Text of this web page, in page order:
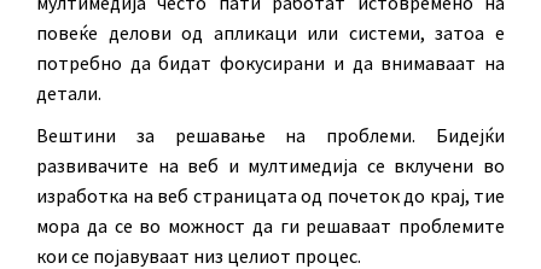
повеќе делови од апликаци или системи, затоа е
потребно да бидат фокусирани и да внимаваат на
детали.
Вештини за решавање на проблеми. Бидејќи
развивачите на веб и мултимедија се вклучени во
изработка на веб страницата од почеток до крај, тие
мора да се во можност да ги решаваат проблемите
кои се појавуваат низ целиот процес.